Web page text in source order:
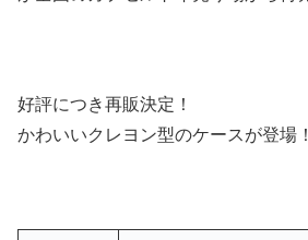
好評につき再販決定！
かわいいクレヨン型のケースが登場！